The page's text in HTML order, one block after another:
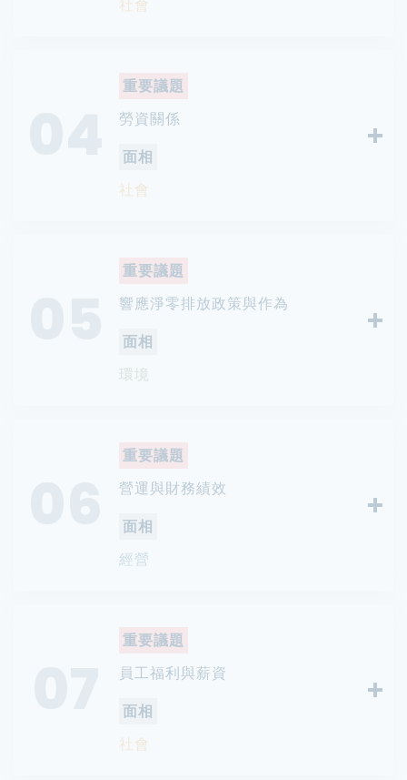
社會
重要議題
勞資關係
面相
社會
重要議題
響應淨零排放政策與作為
面相
環境
重要議題
營運與財務績效
面相
經營
重要議題
員工福利與薪資
面相
社會